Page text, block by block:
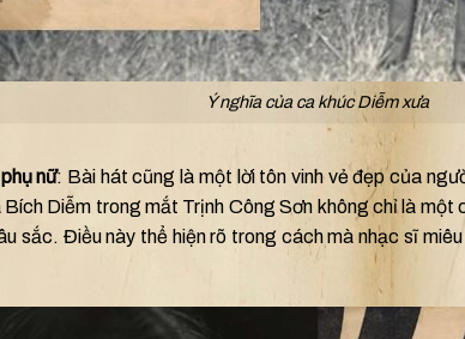
Ý nghĩa của ca khúc Diễm xưa
nữ: Bài hát cũng là một lời tôn vinh vẻ đẹp của
Bích Diễm trong mắt Trịnh Công Sơn không chỉ là một
sắc. Điều này thể hiện rõ trong cách mà nhạc sĩ